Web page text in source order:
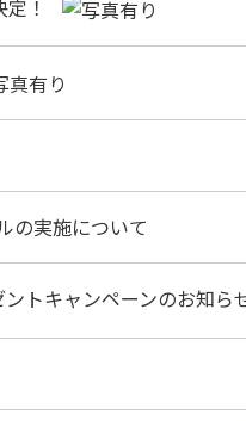
！
の実施について
ントキャンペーンのお知ら